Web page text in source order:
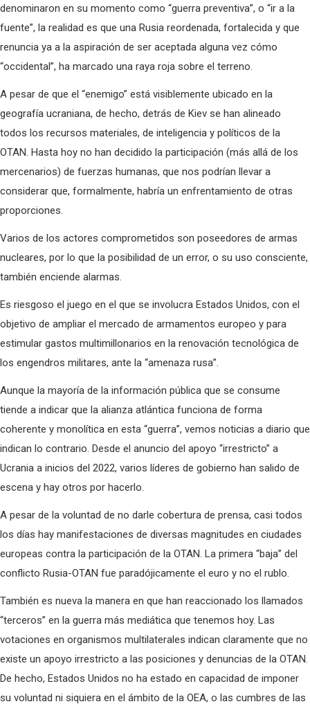
denominaron en su momento como “guerra preventiva”, o “ir a la
fuente”, la realidad es que una Rusia reordenada, fortalecida y que
renuncia ya a la aspiración de ser aceptada alguna vez cómo
“occidental”, ha marcado una raya roja sobre el terreno.
A pesar de que el “enemigo” está visiblemente ubicado en la
geografía ucraniana, de hecho, detrás de Kiev se han alineado
todos los recursos materiales, de inteligencia y políticos de la
OTAN. Hasta hoy no han decidido la participación (más allá de los
mercenarios) de fuerzas humanas, que nos podrían llevar a
considerar que, formalmente, habría un enfrentamiento de otras
proporciones.
Varios de los actores comprometidos son poseedores de armas
nucleares, por lo que la posibilidad de un error, o su uso consciente,
también enciende alarmas.
Es riesgoso el juego en el que se involucra Estados Unidos, con el
objetivo de ampliar el mercado de armamentos europeo y para
estimular gastos multimillonarios en la renovación tecnológica de
los engendros militares, ante la “amenaza rusa”.
Aunque la mayoría de la información pública que se consume
tiende a indicar que la alianza atlántica funciona de forma
coherente y monolítica en esta “guerra”, vemos noticias a diario que
indican lo contrario. Desde el anuncio del apoyo “irrestricto” a
Ucrania a inicios del 2022, varios líderes de gobierno han salido de
escena y hay otros por hacerlo.
A pesar de la voluntad de no darle cobertura de prensa, casi todos
los días hay manifestaciones de diversas magnitudes en ciudades
europeas contra la participación de la OTAN. La primera “baja” del
conflicto Rusia-OTAN fue paradójicamente el euro y no el rublo.
También es nueva la manera en que han reaccionado los llamados
“terceros” en la guerra más mediática que tenemos hoy. Las
votaciones en organismos multilaterales indican claramente que no
existe un apoyo irrestricto a las posiciones y denuncias de la OTAN.
De hecho, Estados Unidos no ha estado en capacidad de imponer
su voluntad ni siquiera en el ámbito de la OEA, o las cumbres de las